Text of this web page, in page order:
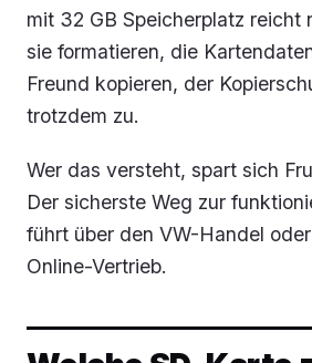
mit 32 GB Speicherplatz reicht
sie formatieren, die
Freund kopieren, der
trotzdem zu.
Wer das versteht, spart sich
Der sicherste Weg zur
führt über den VW-Handel
Online-Vertrieb.